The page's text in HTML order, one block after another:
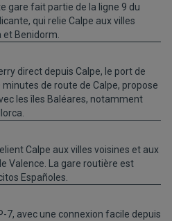
gare fait partie de la ligne 9 du
qui relie Calpe aux villes
Benidorm.
direct depuis Calpe, le port de
minutes de route de Calpe, propose
les îles Baléares, notamment
Calpe aux villes voisines et aux
Valence. La gare routière est
Españoles.
7, avec une connexion facile depuis